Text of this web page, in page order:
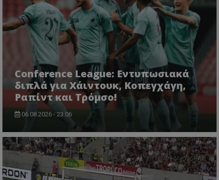
Conference League: Εντυπωσιακά
διπλά για Χάιντουκ, Κοπεγχάγη,
Ραπίντ και Τρόμσο!
06.08.2026 - 23:06